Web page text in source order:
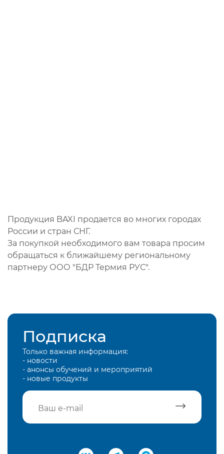
Продукция BAXI продается во многих городах
России и стран СНГ.
За покупкой необходимого вам товара просим
обращаться к ближайшему региональному
партнеру ООО "БДР Термия РУС".
Подписка
Только важная информация:
- новости
- анонсы обучений и мероприятий
- новые продукты